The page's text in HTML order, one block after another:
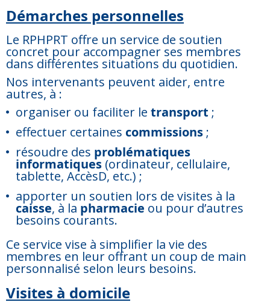
Démarches personnelles
Le RPHPRT offre un service de soutien
concret pour accompagner ses membres
dans différentes situations du quotidien.
Nos intervenants peuvent aider, entre
autres, à :
organiser ou faciliter le transport ;
effectuer certaines commissions ;
résoudre des problématiques
informatiques (ordinateur, cellulaire,
tablette, AccèsD, etc.) ;
apporter un soutien lors de visites à la
caisse, à la pharmacie ou pour d’autres
besoins courants.
Ce service vise à simplifier la vie des
membres en leur offrant un coup de main
personnalisé selon leurs besoins.
Visites à domicile